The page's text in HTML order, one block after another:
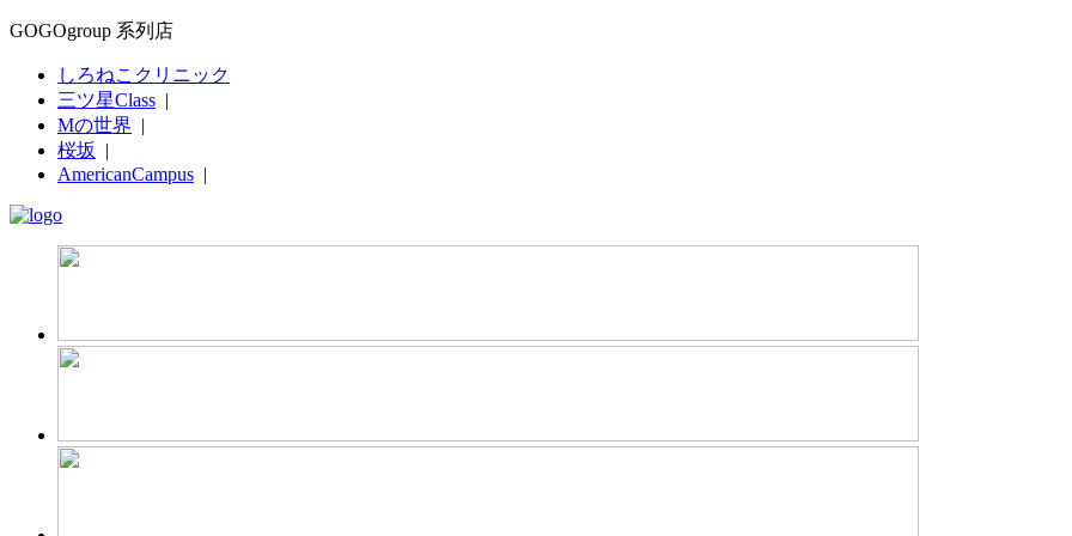
GOGOgroup 系列店
しろねこクリニック
三ツ星Class |
Mの世界 |
桜坂
|
AmericanCampus |